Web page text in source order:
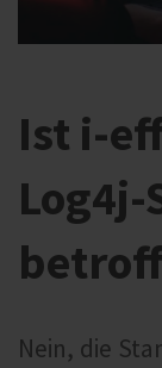
Ist
Nein, die